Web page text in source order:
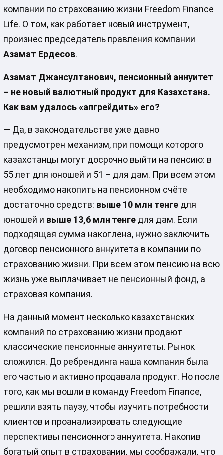
компании по страхованию жизни Freedom Finance
Life. О том, как работает новый инструмент,
произнес председатель правления компании
Азамат Ердесов.
Азамат Джансултанович, пенсионный аннуитет
– не новый валютный продукт для Казахстана.
Как вам удалось «апгрейдить» его?
— Да, в законодательстве уже давно
предусмотрен механизм, при помощи которого
казахстанцы могут досрочно выйти на пенсию: в
55 лет для юношей и 51 – для дам. При всем этом
необходимо накопить на пенсионном счёте
достаточно средств: выше 10 млн тенгедля
юношей и выше 13,6 млн тенгедля дам. Если
подходящая сумма накоплена, нужно заключить
договор пенсионного аннуитета в компании по
страхованию жизни. При всем этом пенсию на всю
жизнь уже выплачивает не пенсионный фонд, а
страховая компания.
На данный момент несколько казахстанских
компаний по страхованию жизни продают
классические пенсионные аннуитеты. Рынок
сложился. До ребрендинга наша компания была
его частью и активно продавала продукт. Но после
того, как мы вошли в команду Freedom Finance,
решили взять паузу, чтобы изучить потребности
клиентов и проанализировать следующие
перспективы пенсионного аннуитета. Накопив
богатый опыт в страховании, мы соображали, что